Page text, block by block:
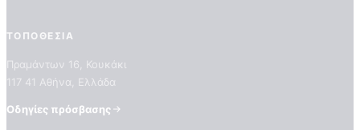
Shop
ΤΟΠΟΘΕΣΊΑ
Πραμάντων 16, Κουκάκι
117 41 Αθήνα, Ελλάδα
Οδηγίες πρόσβασης